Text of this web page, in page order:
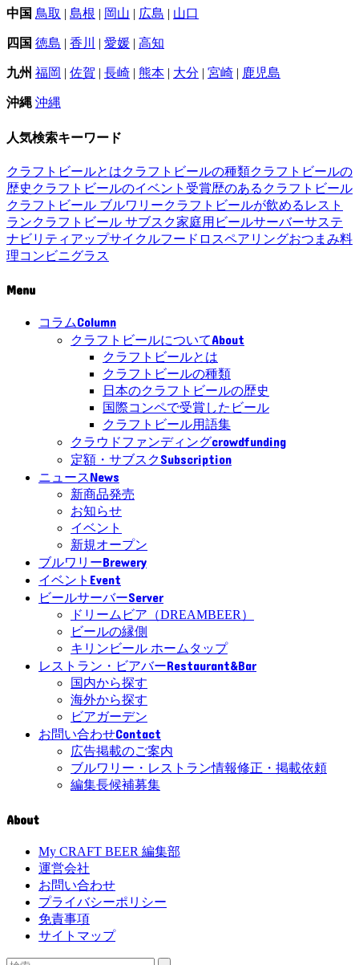
中国 鳥取 | 島根 | 岡山 | 広島 | 山口
四国 徳島 | 香川 | 愛媛 | 高知
九州 福岡 | 佐賀 | 長崎 | 熊本 | 大分 | 宮崎 | 鹿児島
沖縄 沖縄
人気検索キーワード
クラフトビールとはクラフトビールの種類クラフトビールの
歴史 クラフトビールのイベント 受賞歴のあるクラフトビール
クラフトビール ブルワリークラフトビールが飲めるレスト
ランクラフトビール サブスク家庭用ビールサーバーサステ
ナビリティ アップサイクルフードロスペアリングおつまみ料
理コンビニグラス
Menu
コラムColumn
クラフトビールについてAbout
クラフトビールとは
クラフトビールの種類
日本のクラフトビールの歴史
国際コンペで受賞したビール
クラフトビール用語集
クラウドファンディングcrowdfunding
定額・サブスクSubscription
ニュースNews
新商品発売
お知らせ
イベント
新規オープン
ブルワリーBrewery
イベント Event
ビールサーバーServer
ドリームビア（DREAMBEER）
ビールの縁側
キリンビール ホームタップ
レストラン・ビアバーRestaurant&Bar
国内から探す
海外から探す
ビアガーデン
お問い合わせContact
広告掲載のご案内
ブルワリー・レストラン情報修正・掲載依頼
編集長候補募集
About
My CRAFT BEER 編集部
運営会社
お問い合わせ
プライバシーポリシー
免責事項
サイトマップ